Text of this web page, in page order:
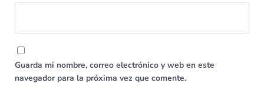
Guarda mi nombre, correo electrónico y web en este
navegador para la próxima vez que comente.